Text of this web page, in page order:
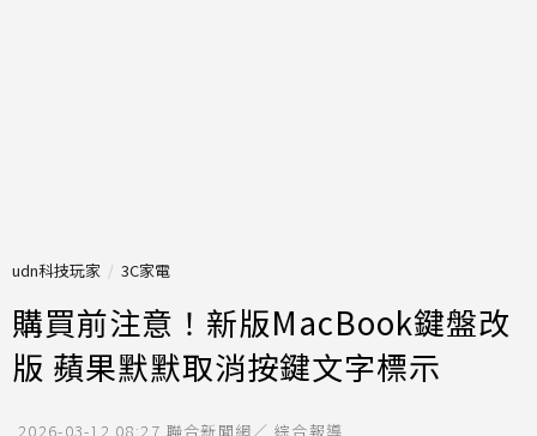
udn科技玩家 3C家電
購買前注意！新版MacBook鍵盤改
版 蘋果默默取消按鍵文字標示
2026-03-12 08:27 聯合新聞網／ 綜合報導